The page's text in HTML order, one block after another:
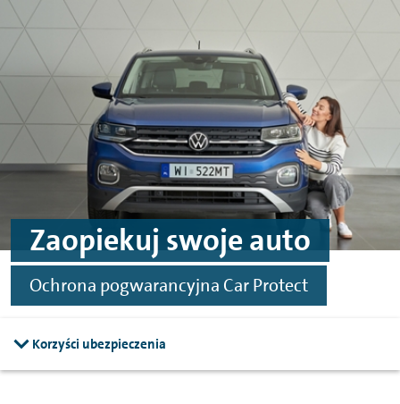
Przejdź do treści
Przejdź do stopki
Zaopiekuj swoje auto
Ochrona pogwarancyjna Car Protect
Korzyści ubezpieczenia